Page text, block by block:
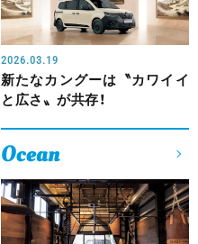
2026.03.19
新たなカングーは〝カワイイ
と広さ〟が共存！
Ocean